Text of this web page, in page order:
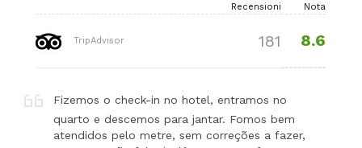
Recensioni Nota
TripAdvisor 181 8.6
Fizemos o check-in no hotel, entramos no
quarto e descemos para jantar. Fomos bem
atendidos pelo metre, sem correções a fazer,